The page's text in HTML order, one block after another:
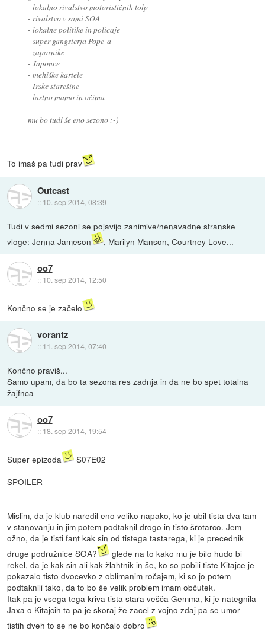
- lokalno rivalstvo motorističnih tolp
- rivalstvo v sami SOA
- lokalne politike in policaje
- super gangsterja Pope-a
- zapornike
- Japonce
- mehiške kartele
- Irske starešine
- lastno mamo in očima
mu bo tudi še eno sezono :-)
To imaš pa tudi prav
Outcast
:: 10. sep 2014, 08:39
Tudi v sedmi sezoni se pojavijo zanimive/nenavadne stranske
vloge: Jenna Jameson
, Marilyn Manson, Courtney Love...
oo7
:: 10. sep 2014, 12:50
Končno se je začelo
vorantz
:: 11. sep 2014, 07:40
Končno praviš...
Samo upam, da bo ta sezona res zadnja in da ne bo spet totalna
žajfnca
oo7
:: 18. sep 2014, 19:54
Super epizoda
S07E02
SPOILER
Mislim, da je klub naredil eno veliko napako, ko je ubil tista dva tam
v stanovanju in jim potem podtaknil drogo in tisto šrotarco. Jem
ožno, da je tisti fant kak sin od tistega tastarega, ki je precednik
druge podružnice SOA?
glede na to kako mu je bilo hudo bi
rekel, da je kak sin ali kak žlahtnik in še, ko so pobili tiste Kitajce je
pokazalo tisto dvocevko z oblimanim ročajem, ki so jo potem
podtaknili tako, da to bo še velik problem imam občutek.
Itak pa je vsega tega kriva tista stara vešča Gemma, ki je nategnila
Jaxa o Kitajcih ta pa je skoraj že zacel z vojno zdaj pa se umor
tistih dveh to se ne bo končalo dobro